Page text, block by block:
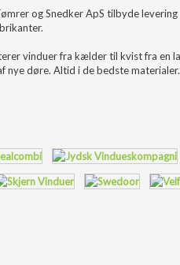
og Snedker ApS tilbyde
vinduer fra kælder til kvist fra en
nye døre. Altid i de bedste materialer.